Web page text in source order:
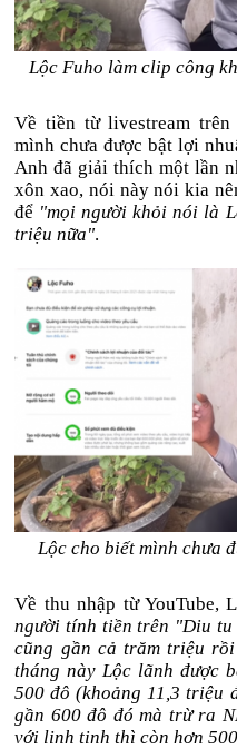
Lộc Fuho làm clip công
Về tiền từ livestream
mình chưa được bật lợi
Anh đã giải thích một lần
xôn xao, nói này nói kia
để "mọi người khỏi nói là
triệu nữa".
Lộc cho biết mình chưa
Về thu nhập từ YouTube,
người tính tiền trên "Diu tu
cũng gần cả trăm triệu
tháng này Lộc lãnh được
500 đô (khoảng 11,3 triệu
gần 600 đô đó mà trừ ra
với linh tinh thì còn hơn